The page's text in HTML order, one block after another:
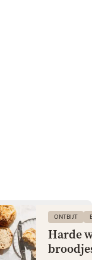
ONTBIJT
Harde
broodjes